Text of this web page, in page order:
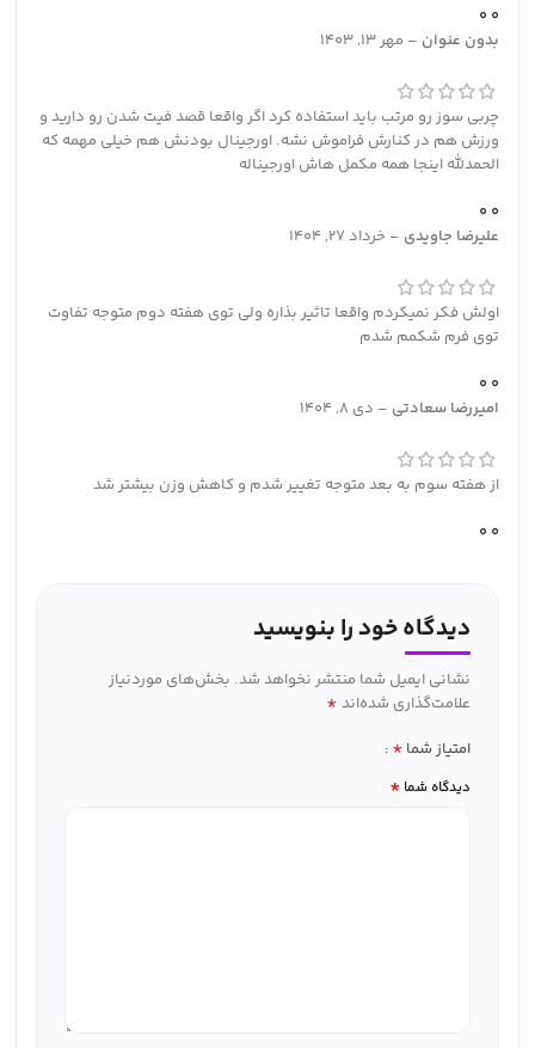
0
0
بدون عنوان – مهر 13, 1403
چربی سوز رو مرتب باید استفاده کرد اگر واقعا قصد فیت شدن رو دارید و
ورزش هم در کنارش فراموش نشه. اورجینال بودنش هم خیلی مهمه که
الحمدلله اینجا همه مکمل هاش اورجیناله
0
0
علیرضا جاویدی – خرداد 27, 1404
اولش فکر نمیکردم واقعا تاثیر بذاره ولی توی هفته دوم متوجه تفاوت
توی فرم شکمم شدم
0
0
امیررضا سعادتی – دی 8, 1404
از هفته سوم به بعد متوجه تغییر شدم و کاهش وزن بیشتر شد
0
0
دیدگاه خود را بنویسید
نشانی ایمیل شما منتشر نخواهد شد. بخش‌های موردنیاز
علامت‌گذاری شده‌اند *
امتیاز شما *
دیدگاه شما *